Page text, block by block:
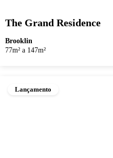
The Grand Residence
Brooklin
77m² a 147m²
Lançamento